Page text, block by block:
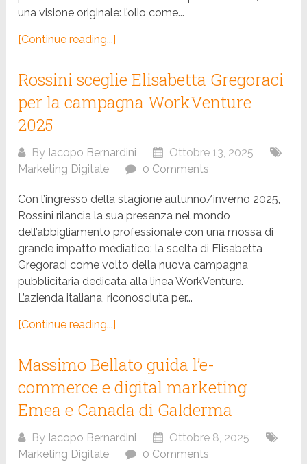
una visione originale: l’olio come...
[Continue reading...]
Rossini sceglie Elisabetta Gregoraci
per la campagna WorkVenture
2025
By Iacopo Bernardini
Ottobre 13, 2025
Marketing Digitale
0 Comments
Con l’ingresso della stagione autunno/inverno 2025,
Rossini rilancia la sua presenza nel mondo
dell’abbigliamento professionale con una mossa di
grande impatto mediatico: la scelta di Elisabetta
Gregoraci come volto della nuova campagna
pubblicitaria dedicata alla linea WorkVenture.
L’azienda italiana, riconosciuta per...
[Continue reading...]
Massimo Bellato guida l’e-
commerce e digital marketing
Emea e Canada di Galderma
By Iacopo Bernardini
Ottobre 8, 2025
Marketing Digitale
0 Comments